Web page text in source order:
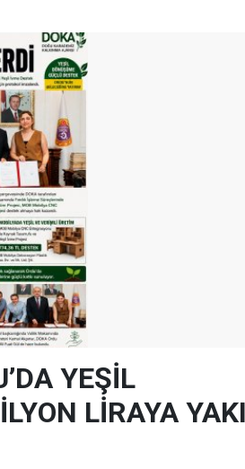
YEŞİL
LİRAYA